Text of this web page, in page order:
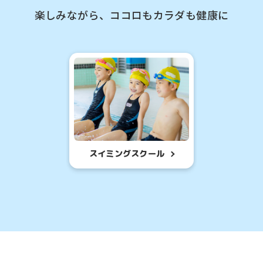
楽しみながら、ココロもカラダも健康に
スイミングスクール
For foreigners
English. Click the link below (start
を体験したい
ール
初めての方を対象と
はじめ